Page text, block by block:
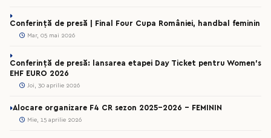
Conferință de presă | Final Four Cupa României, handbal feminin
Mar, 05 mai 2026
Conferință de presă: lansarea etapei Day Ticket pentru Women’s
EHF EURO 2026
Joi, 30 aprilie 2026
Alocare organizare F4 CR sezon 2025-2026 - FEMININ
Mie, 15 aprilie 2026